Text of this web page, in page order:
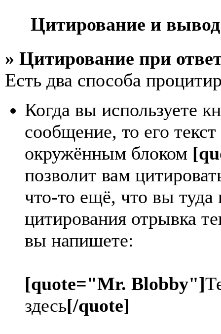
Цитирование и
» Цитирование при
Есть два способа
Когда вы используете
сообщение, то его
окружённым блоком
позволит вам
что-то ещё, что вы
цитирования отрывка
вы напишете:
[quote="Mr. Blobby"]
здесь[/quote]